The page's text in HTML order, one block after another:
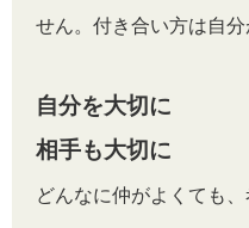
せん。付き合い方は自分
自分を大切に
相手も大切に
どんなに仲がよくても